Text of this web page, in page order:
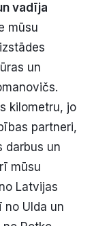
vadīja
mūsu
un
kilometru, jo
partneri,
darbus un
mūsu
Latvijas
no Ulda un